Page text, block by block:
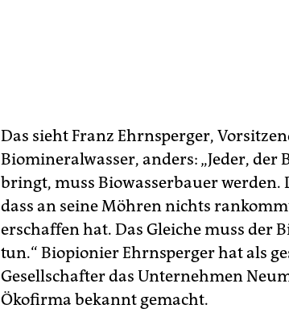
Das sieht Franz Ehrnsperger,
Biomineralwasser, anders: „Jeder,
bringt, muss Biowasserbauer
dass an seine Möhren nichts
erschaffen hat. Das Gleiche muss der
tun.“ Biopionier Ehrnsperger hat als
Gesellschafter das Unternehmen
Ökofirma bekannt gemacht.